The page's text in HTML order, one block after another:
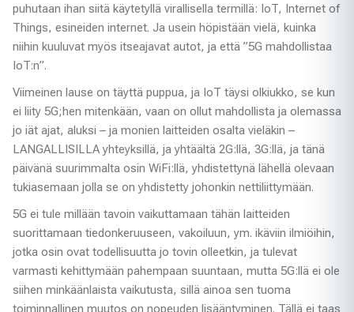
puhutaan ihan siitä käytetyllä virallisella termillä: IoT, Internet of
Things, esineiden internet. Ja usein höpistään vielä, kuinka
niihin kuuluvat myös itseajavat autot, ja että ”5G mahdollistaa
IoT:n”.
Viimeinen lause on täyttä puppua, ja IoT täysi olkiukko, se kun
ei liity 5G;hen mitenkään, vaan on ollut mahdollista ja olemassa
jo iät ajat, aluksi – ja monien laitteiden osalta vieläkin –
LANGALLISILLA yhteyksillä, ja yhtäältä 2G:llä, 3G:llä, ja tänä
päivänä suurimmalta osin WiFi:llä, yhdistettynä lähellä olevaan
tukiasemaan jolla se on yhdistetty johonkin nettiliittymään.
5G ei tule millään tavoin vaikuttamaan tähän laitteiden
suorittamaan tiedonkeruuseen, vakoiluun, ym. ikäviin ilmiöihin,
jotka osin ovat todellisuutta jo tovin olleetkin, ja tulevat
varmasti kehittymään pahempaan suuntaan, mutta 5G:llä ei ole
siihen minkäänlaista vaikutusta, sillä ainoa sen tuoma
toiminnallinen muutos on nopeuden lisääntyminen. Tällä ei taas